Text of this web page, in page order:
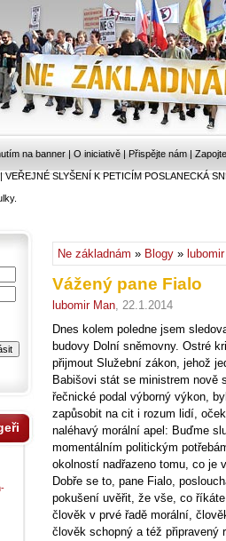
na banner | O iniciativě | Přispějte nám |
VEŘEJNÉ SLYŠENÍ K PETICÍM POSLANECKÁ
Ne základnám » Blogy »
Vážený pane Fialo
lubomir Man, 22.1.2014
Dnes kolem poledne jsem
budovy Dolní sněmovny. Ostré
přijmout Služební zákon, jehož
Babišovi stát se ministrem
řečnické podal výborný výkon,
zapůsobit na cit i rozum lidí,
naléhavý morální apel: Buďme
momentálním politickým
okolností nadřazeno tomu, co je
Dobře se to, pane Fialo,
pokušení uvěřit, že vše, co
člověk v prvé řadě morální,
člověk schopný a též připravený